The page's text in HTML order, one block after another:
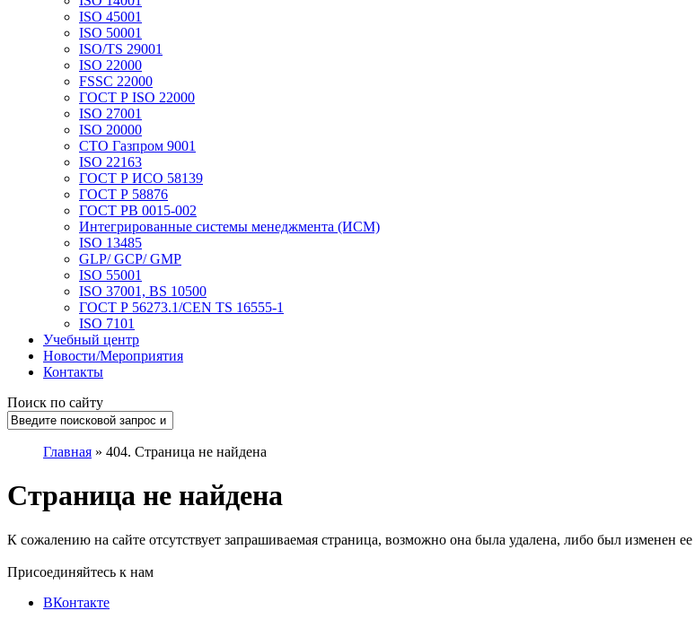
ISO 45001
ISO 50001
ISO/TS 29001
ISO 22000
FSSC 22000
ГОСТ Р ISO 22000
ISO 27001
ISO 20000
СТО Газпром 9001
ISO 22163
ГОСТ Р ИСО 58139
ГОСТ Р 58876
ГОСТ РВ 0015-002
Интегрированные системы менеджмента (ИСМ)
ISO 13485
GLP/ GCP/ GMP
ISO 55001
ISO 37001, BS 10500
ГОСТ Р 56273.1/CEN TS 16555-1
ISO 7101
Учебный центр
Новости/Мероприятия
Контакты
Поиск по сайту
Главная » 404. Страница не найдена
Страница не найдена
К сожалению на сайте отсутствует запрашиваемая страница, возможно она была удалена, либо был изменен
Присоединяйтесь к нам
ВКонтакте